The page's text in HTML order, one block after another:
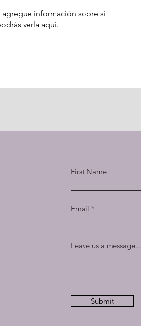
información sobre sí
verla aquí.
First Name
Email
Leave us a message...
Submit